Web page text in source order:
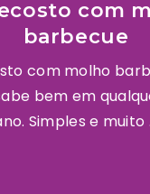
com
barbecue
com molho
bem em
Simples e muito